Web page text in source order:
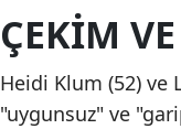
ÇEKIM
Heidi Klum (52) ve
"uygunsuz" ve